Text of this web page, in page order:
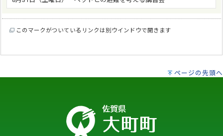
このマークがついているリンクは別ウインドウで開きます
ページの先頭へ